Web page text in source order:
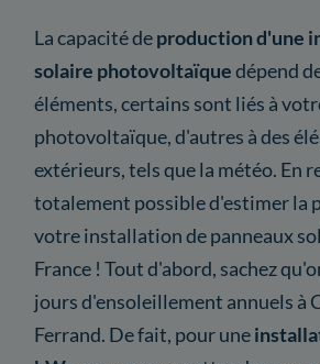
La capacité deproduction d'une
solaire photovoltaïquedépend
éléments, certains sont liés à
photovoltaïque, d'autres à des
extérieurs, tels que la météo. En
totalement possible d'estimer la
votre installation de panneaux
France ! Tout d'abord, sachez
jours d'ensoleillement annuels à
Ferrand. De fait, pour une